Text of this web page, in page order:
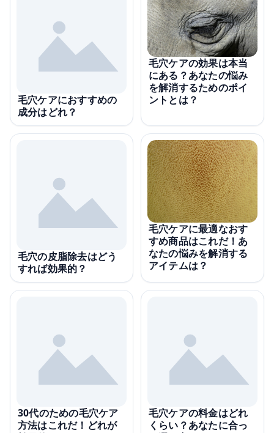
毛穴ケアにおすすめの
成分はどれ？
毛穴ケアの効果は本当
にある？あなたの悩み
を解消するためのポイ
ントとは？
毛穴の皮脂除去はどう
すれば効果的？
毛穴ケアに最適なおす
すめ商品はこれだ！あ
なたの悩みを解消する
アイテムは？
30代のための毛穴ケア
方法はこれだ！どれが
毛穴ケアの料金はどれ
くらい？あなたに合っ